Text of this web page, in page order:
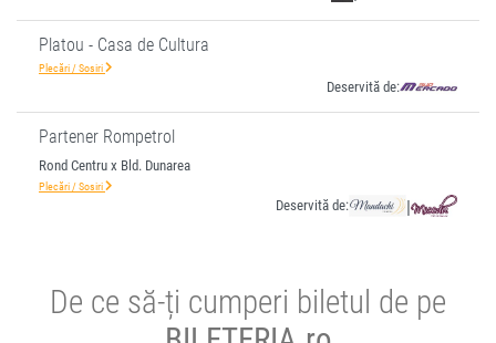
Platou - Casa de Cultura
Plecări / Sosiri
Deservită de:
Partener Rompetrol
Rond Centru x Bld. Dunarea
Plecări / Sosiri
Deservită de: |
De ce să-ți cumperi biletul de pe